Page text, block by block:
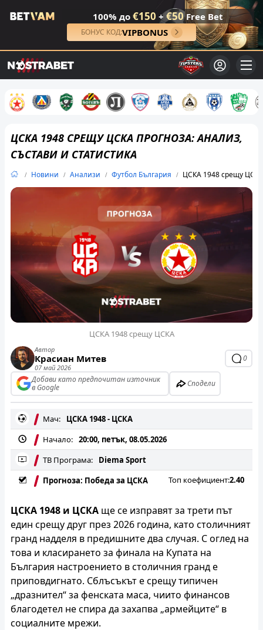
100% до €150 + €50Free Bet
БОНУС КОД:VIPBONUS
ЦСКА 1948 СРЕЩУ ЦСКА ПРОГНОЗА: АНАЛИЗ,
СЪСТАВИ И СТАТИСТИКА
Новини Анализи Футбол България ЦСКА 1948 срещу ЦСКА
ЦСКА 1948 срещу ЦСКА
Автор
Красиан Митев
07 май 2026
0
Добави като предпочитан източник
в Google
Сподели
Мач:
ЦСКА 1948 - ЦСКА
Начало: 20:00, петък, 08.05.2026
ТВ Програма:
Diema Sport
Прогноза: Победа за ЦСКА
Топ коефициент:2.40
ЦСКА 1948 и ЦСКА ще се изправят за трети път
един срещу друг през 2026 година, като столичният
гранд надделя в предишните два случая. С оглед на
това и класирането за финала на Купата на
България настроението в столичния гранд е
приповдигнато. Сблъсъкът е срещу типичен
„дразнител“ за фенската маса, чиито финансов
благодетел не спира да захапва „армейците“ в
социалните мрежи.